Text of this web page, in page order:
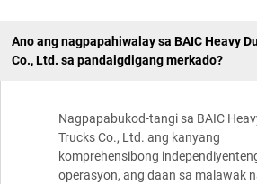
Ano ang nagpapahiwalay sa BAIC Heavy
Co., Ltd. sa pandaigdigang merkado?
Nagpapabukod-tangi sa BAIC
Trucks Co., Ltd. ang kanyang
komprehensibong
operasyon, ang daan sa malawak